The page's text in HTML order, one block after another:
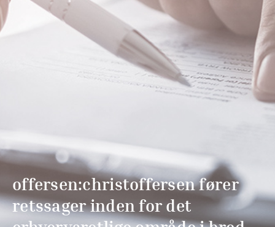
offersen:christoffersen fører
retssager inden for det